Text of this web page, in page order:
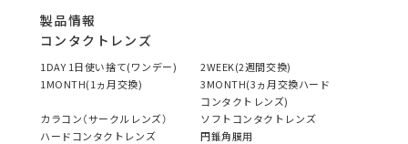
製品情報
コンタクトレンズ
1DAY 1日使い捨て(ワンデー)
2WEEK(2週間交換)
1MONTH(1ヵ月交換)
3MONTH(3ヵ月交換ハード
コンタクトレンズ)
カラコン（サークルレンズ）
ソフトコンタクトレンズ
ハードコンタクトレンズ
円錐角膜用